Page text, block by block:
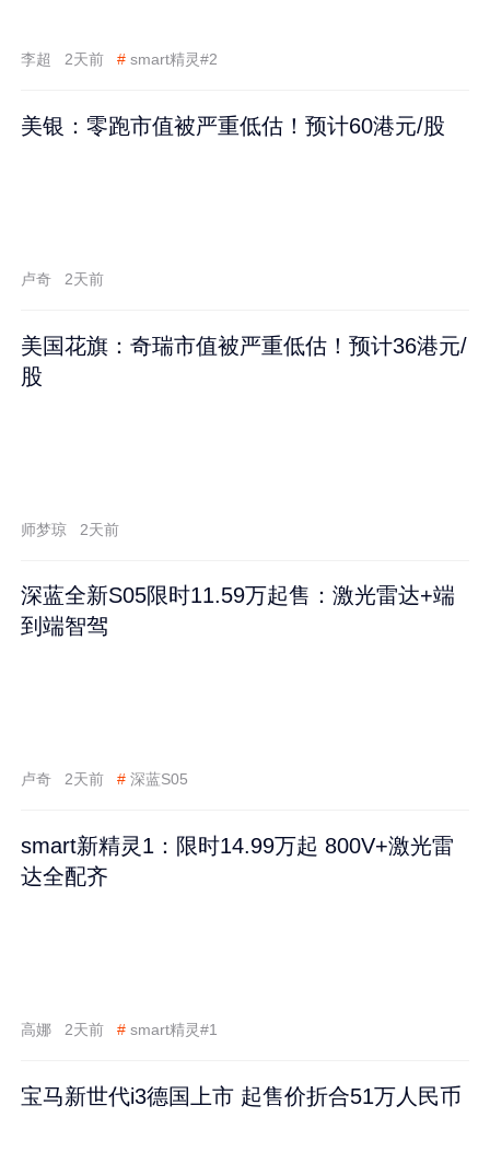
李超 2天前 # smart精灵#2
美银：零跑市值被严重低估！预计60港元/股
卢奇 2天前
美国花旗：奇瑞市值被严重低估！预计36港元/
股
师梦琼 2天前
深蓝全新S05限时11.59万起售：激光雷达+端
到端智驾
卢奇 2天前 # 深蓝S05
smart新精灵1：限时14.99万起 800V+激光雷
达全配齐
高娜 2天前 # smart精灵#1
宝马新世代i3德国上市 起售价折合51万人民币